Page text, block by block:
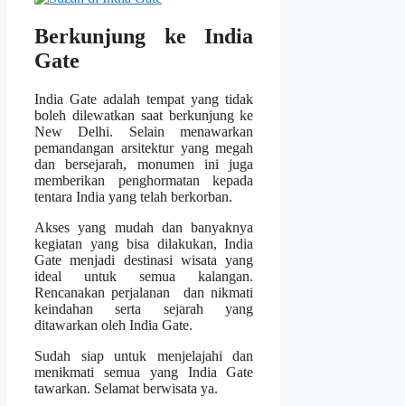
Berkunjung ke India
Gate
India Gate adalah tempat yang tidak
boleh dilewatkan saat berkunjung ke
New Delhi. Selain menawarkan
pemandangan arsitektur yang megah
dan bersejarah, monumen ini juga
memberikan penghormatan kepada
tentara India yang telah berkorban.
Akses yang mudah dan banyaknya
kegiatan yang bisa dilakukan, India
Gate menjadi destinasi wisata yang
ideal untuk semua kalangan.
Rencanakan perjalanan dan nikmati
keindahan serta sejarah yang
ditawarkan oleh India Gate.
Sudah siap untuk menjelajahi dan
menikmati semua yang India Gate
tawarkan. Selamat berwisata ya.